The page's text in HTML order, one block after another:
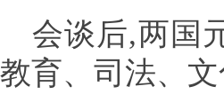
会谈后,两国
教育、司法、